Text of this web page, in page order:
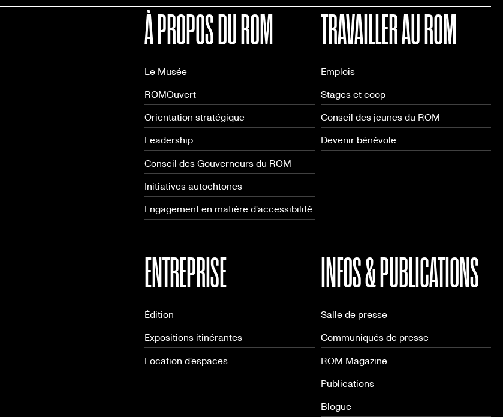
À PROPOS DU ROM
Le Musée
ROMOuvert
Orientation stratégique
Leadership
Conseil des Gouverneurs du ROM
Initiatives autochtones
Engagement en matière d'accessibilité
TRAVAILLER AU ROM
Emplois
Stages et coop
Conseil des jeunes du ROM
Devenir bénévole
ENTREPRISE
Édition
Expositions itinérantes
Location d'espaces
INFOS & PUBLICATIONS
Salle de presse
Communiqués de presse
ROM Magazine
Publications
Blogue